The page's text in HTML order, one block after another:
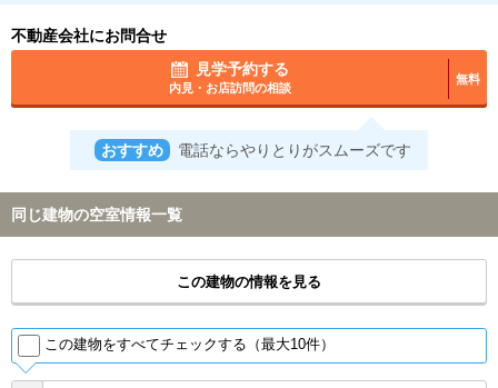
不動産会社にお問合せ
見学予約する
内見・お店訪問の相談
無料
おすすめ 電話ならやりとりがスムーズです
同じ建物の空室情報一覧
この建物の情報を見る
この建物をすべてチェックする（最大10件）